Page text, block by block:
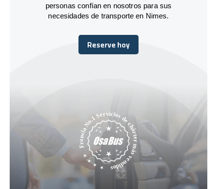
personas confían en nosotros para sus
necesidades de transporte en Nimes.
Reserve hoy
Reserve hoy